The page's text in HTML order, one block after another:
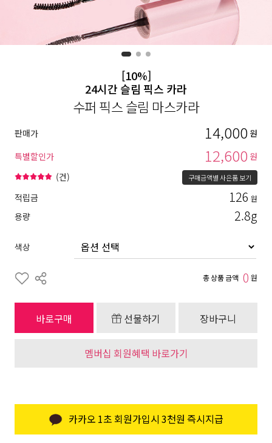
[10%]
24시간 슬림 픽스 카라
수퍼 픽스 슬림 마스카라
판매가 14,000 원
특별할인가
12,600 원
(건) 구매금액별 사은품 보기
적립금 126 원
용량 2.8g
색상
총 상품 금액 0 원
바로구매 선물하기 장바구니
멤버십 회원혜택 바로가기
카카오 1초 회원가입시 3천원 즉시지급